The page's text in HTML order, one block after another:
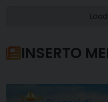
INSERTO